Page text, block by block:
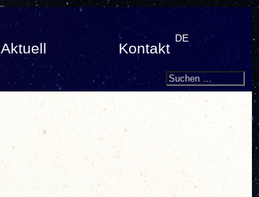
Aktuell Kontakt
DE
Search
Suchen